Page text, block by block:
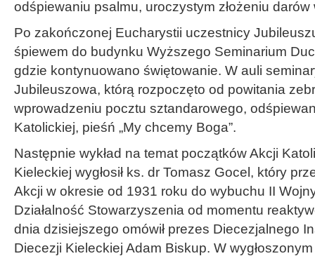
odśpiewaniu psalmu, uroczystym złożeniu
Po zakończonej Eucharystii uczestnicy
śpiewem do budynku Wyższego Seminarium
gdzie kontynuowano świętowanie. W auli
Jubileuszowa, którą rozpoczęto od powitania
wprowadzeniu pocztu sztandarowego,
Katolickiej, pieśń „My chcemy Boga”.
Następnie wykład na temat początków Akcji
Kieleckiej wygłosił ks. dr Tomasz Gocel, który
Akcji w okresie od 1931 roku do wybuchu II
Działalność Stowarzyszenia od momentu
dnia dzisiejszego omówił prezes Diecezjalnego
Diecezji Kieleckiej Adam Biskup. W